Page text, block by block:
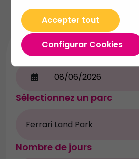
Activités
Choisir une date
Sélectionnez un parc
Nombre de jours
Accepter tout
Configurar Cookies